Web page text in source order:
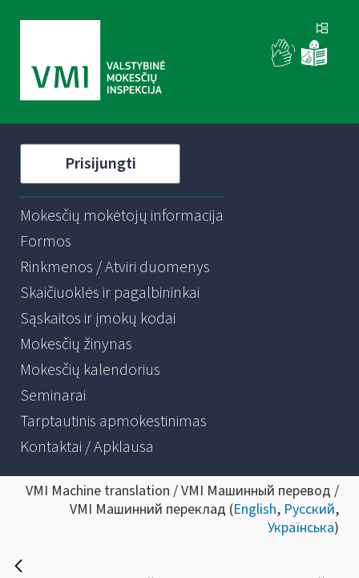
Prisijungti
Mokesčių mokėtojų informacija
Formos
Rinkmenos / Atviri duomenys
Skaičiuoklės ir pagalbininkai
Sąskaitos ir įmokų kodai
Mokesčių žinynas
Mokesčių kalendorius
Seminarai
Tarptautinis apmokestinimas
Kontaktai / Apklausa
VMI Machine translation / VMI Машинный перевод /
VMI Машинний переклад (English, Русский,
Українська)